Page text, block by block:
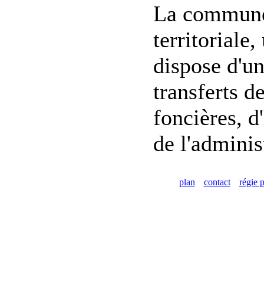
La
territoriale,
dispose
transferts
foncières,
de
plan contact régie